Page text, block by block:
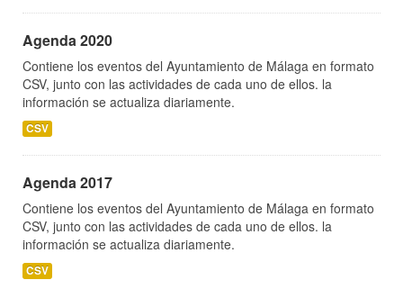
Agenda 2020
Contiene los eventos del Ayuntamiento de Málaga en formato
CSV, junto con las actividades de cada uno de ellos. la
información se actualiza diariamente.
CSV
Agenda 2017
Contiene los eventos del Ayuntamiento de Málaga en formato
CSV, junto con las actividades de cada uno de ellos. la
información se actualiza diariamente.
CSV